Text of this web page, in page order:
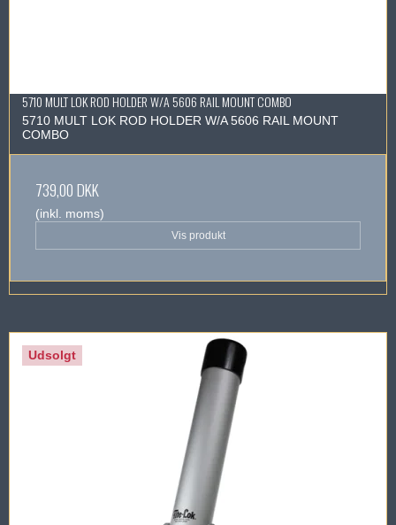
5710 MULT LOK ROD HOLDER W/A 5606 RAIL MOUNT COMBO
5710 MULT LOK ROD HOLDER W/A 5606 RAIL MOUNT
COMBO
739,00 DKK
(inkl. moms)
Vis produkt
Udsolgt